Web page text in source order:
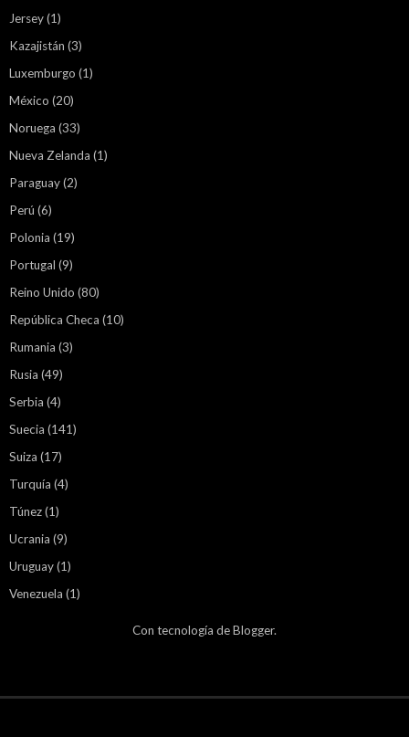
Jersey(1)
Kazajistán (3)
Luxemburgo (1)
México (20)
Noruega (33)
Nueva Zelanda (1)
Paraguay(2)
Perú (6)
Polonia (19)
Portugal (9)
Reino Unido (80)
República Checa (10)
Rumania (3)
Rusia (49)
Serbia (4)
Suecia (141)
Suiza (17)
Turquía (4)
Túnez(1)
Ucrania (9)
Uruguay(1)
Venezuela (1)
Con tecnología deBlogger.